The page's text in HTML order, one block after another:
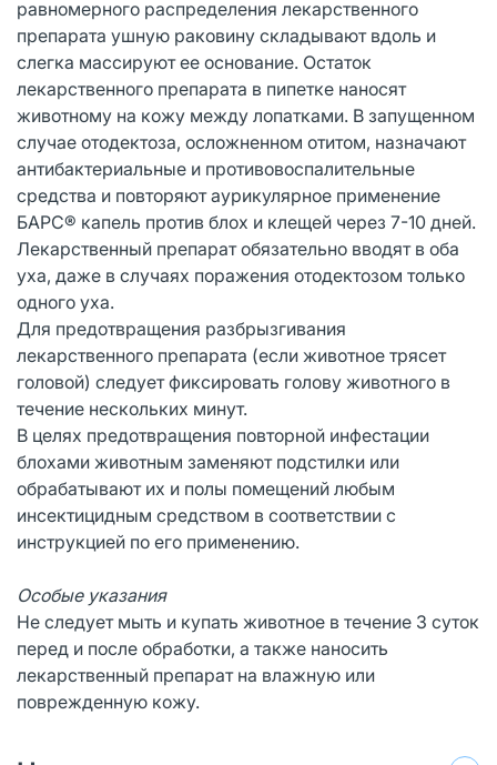
равномерного распределения лекарственного
препарата ушную раковину складывают вдоль и
слегка массируют ее основание. Остаток
лекарственного препарата в пипетке наносят
животному на кожу между лопатками. В запущенном
случае отодектоза, осложненном отитом, назначают
антибактериальные и противовоспалительные
средства и повторяют аурикулярное применение
БАРС® капель против блох и клещей через 7-10 дней.
Лекарственный препарат обязательно вводят в оба
уха, даже в случаях поражения отодектозом только
одного уха.
Для предотвращения разбрызгивания
лекарственного препарата (если животное трясет
головой) следует фиксировать голову животного в
течение нескольких минут.
В целях предотвращения повторной инфестации
блохами животным заменяют подстилки или
обрабатывают их и полы помещений любым
инсектицидным средством в соответствии с
инструкцией по его применению.
Особые указания
Не следует мыть и купать животное в течение 3 суток
перед и после обработки, а также наносить
лекарственный препарат на влажную или
поврежденную кожу.